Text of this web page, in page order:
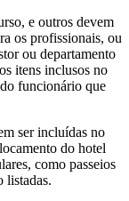
e outros devem
os profissionais, ou
ou departamento
itens inclusos no
funcionário que
ser incluídas no
do hotel
como passeios
listadas.